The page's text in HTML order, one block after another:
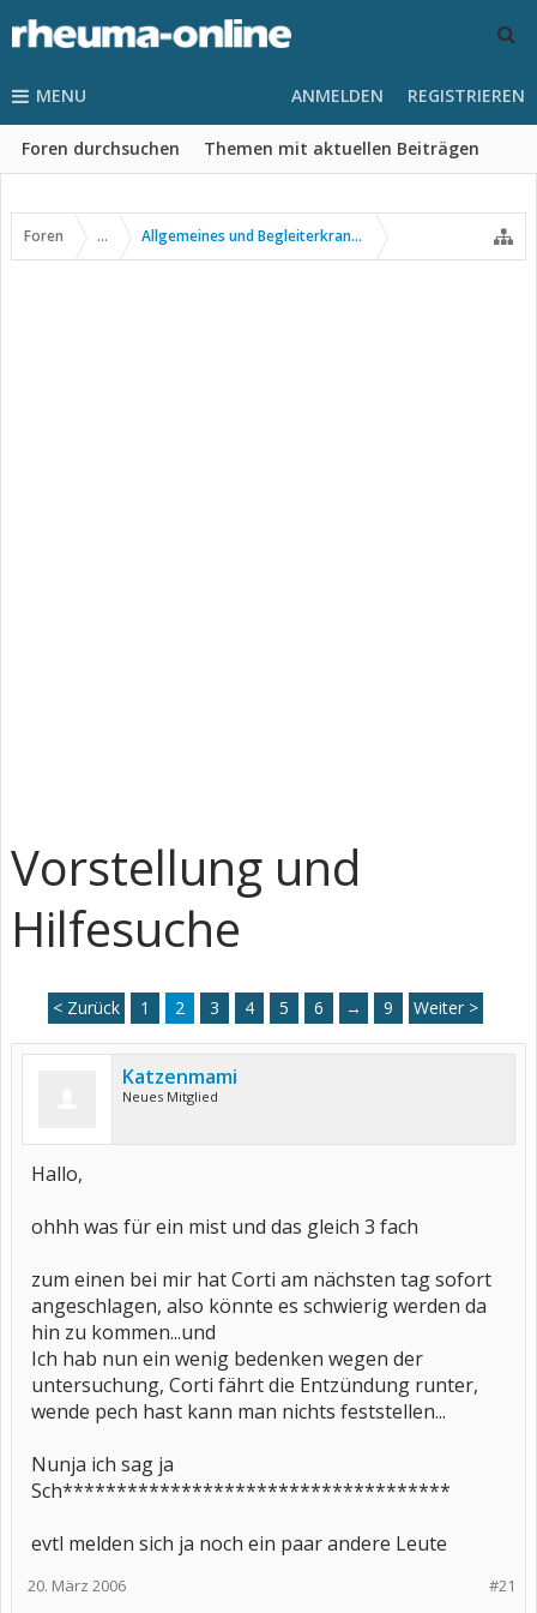
MENU
Foren durchsuchen Themen mit aktuellen Beiträgen
ANMELDEN REGISTRIEREN
Foren ... Allgemeines und Begleiterkrankungen
Vorstellung und
Hilfesuche
< Zurück 1 2 3 4 5 6 → 9 Weiter >
Katzenmami
Neues Mitglied
Hallo,
ohhh was für ein mist und das gleich 3 fach
zum einen bei mir hat Corti am nächsten tag sofort
angeschlagen, also könnte es schwierig werden da
hin zu kommen...und
Ich hab nun ein wenig bedenken wegen der
untersuchung, Corti fährt die Entzündung runter,
wende pech hast kann man nichts feststellen...
Nunja ich sag ja
Sch************************************
evtl melden sich ja noch ein paar andere Leute
#21
20. März 2006